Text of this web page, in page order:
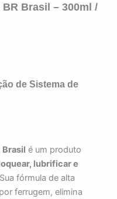
Brasil – 300ml /
de Sistema de
Brasil é um produto
lubrificar e
fórmula de alta
ferrugem, elimina